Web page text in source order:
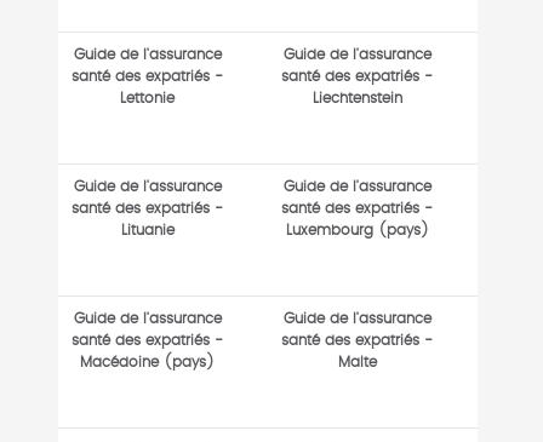
Guide de l'assurance
santé des expatriés -
Lettonie
Guide de l'assurance
santé des expatriés -
Liechtenstein
Guide de l'assurance
santé des expatriés -
Lituanie
Guide de l'assurance
santé des expatriés -
Luxembourg (pays)
Guide de l'assurance
santé des expatriés -
Macédoine (pays)
Guide de l'assurance
santé des expatriés -
Malte